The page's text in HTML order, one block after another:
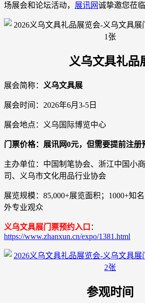
场展会和论坛活动， 展讯网诚挚邀您莅临
义乌文具礼品
展会简称： 义乌文具展
展会时间：2026年6月3-5日
展会地点：义乌国际博览中心
门票价格：展讯网0元，但需要提前注册
主办单位：中国制笔协会、浙江中国小
司、义乌市文化用品行业协会
展览规模：85,000+展览面积；1000+知
外专业观众
义乌文具展门票预约入口 ：
https://www.zhanxun.cn/expo/1381.html
参观时间